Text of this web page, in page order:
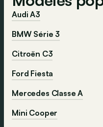
Audi A3
BMW Série 3
Citroën C3
Ford Fiesta
Mercedes Classe A
Mini Cooper